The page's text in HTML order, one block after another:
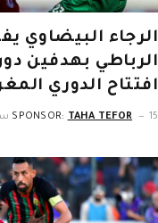
الرجاء البيضاوي
الرباطي بهدفين
افتتاح الدوري
SPONSOR: TAHA TEFOR 15 سبتمبر، 2025